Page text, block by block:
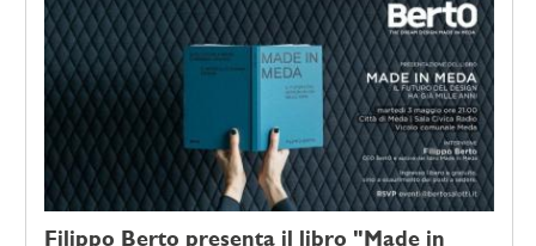
Filippo Berto presenta il libro "Made in